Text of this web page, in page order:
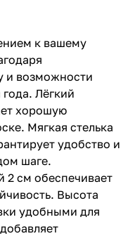
к вашему
и возможности
Лёгкий
хорошую
Мягкая стелька
удобство и
шаге.
см обеспечивает
Высота
удобными для